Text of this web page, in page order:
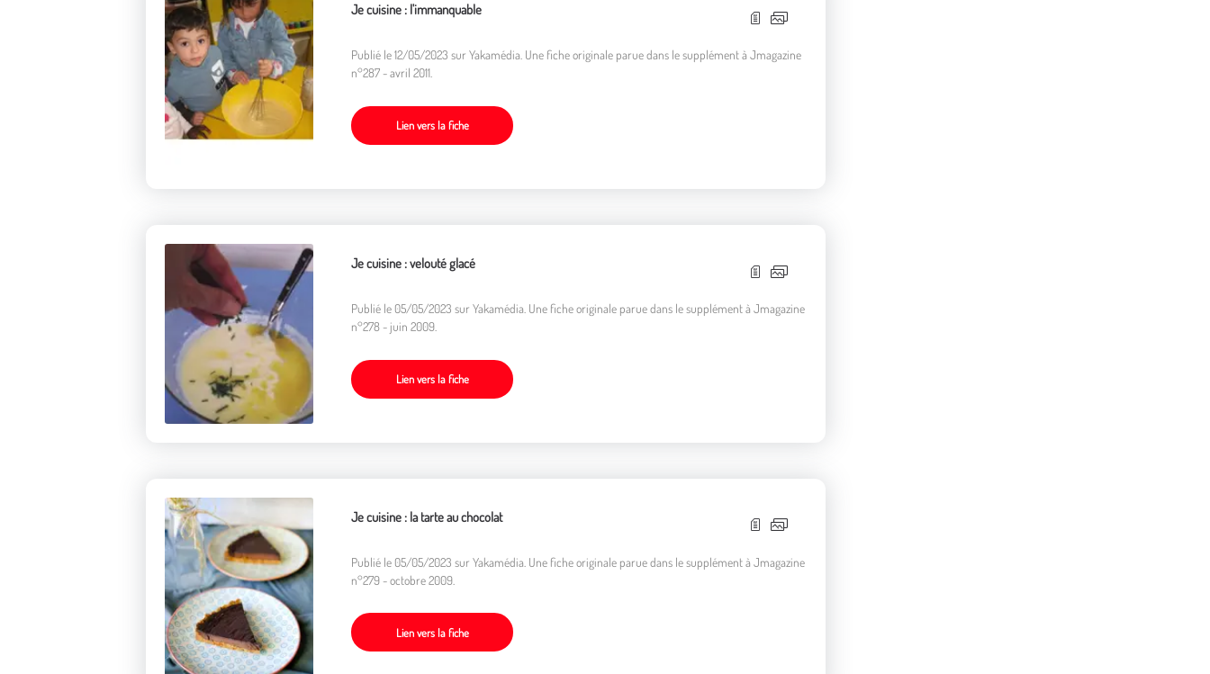
Je cuisine : l'immanquable
Publié le 12/05/2023 sur Yakamédia. Une fiche originale parue dans le supplément à Jmagazine
n°287 - avril 2011.
Lien vers la fiche
Je cuisine : velouté glacé
Publié le 05/05/2023 sur Yakamédia. Une fiche originale parue dans le supplément à Jmagazine
n°278 - juin 2009.
Lien vers la fiche
Je cuisine : la tarte au chocolat
Publié le 05/05/2023 sur Yakamédia. Une fiche originale parue dans le supplément à Jmagazine
n°279 - octobre 2009.
Lien vers la fiche